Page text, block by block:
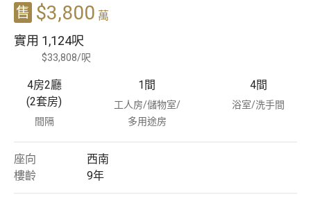
豪宅分行
售 $3,800 萬
實用 1,124呎
$33,808/呎
4房2廳
(2套房)
間隔
1 間
工人房/儲物室/
多用途房
4間
浴室/洗手間
座向
西南
樓齡
9年